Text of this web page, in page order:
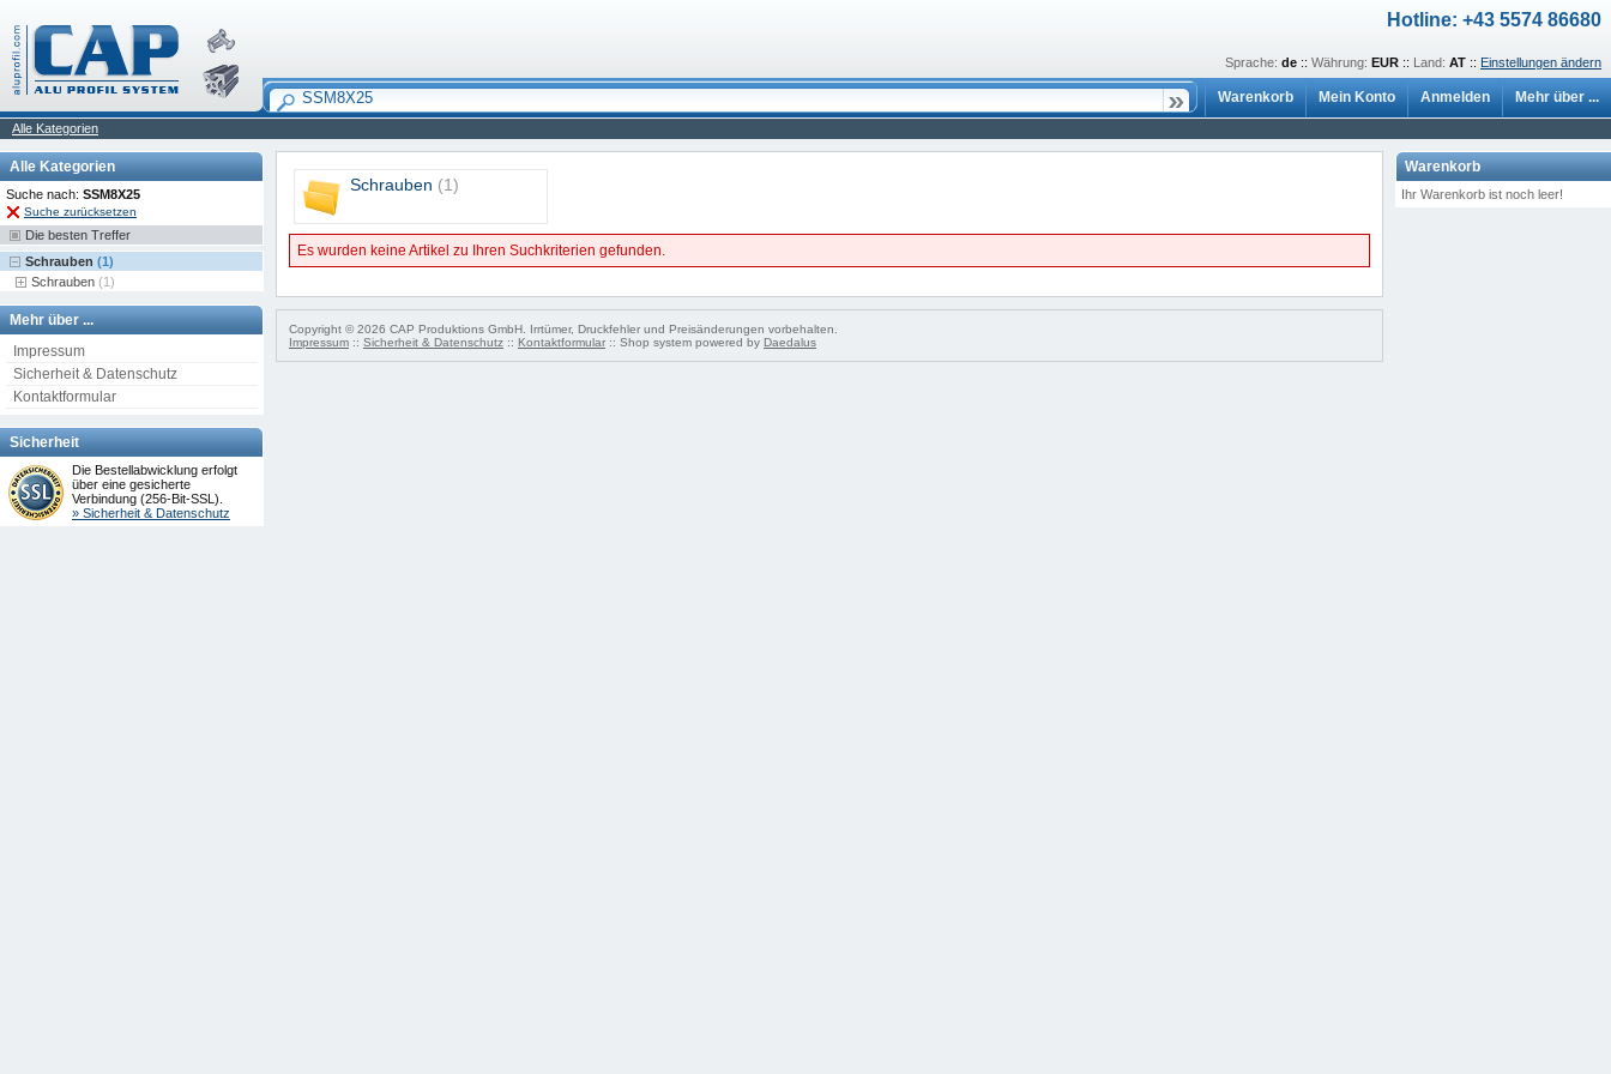
Hotline: +43 5574 86680
Sprache: de :: Währung: EUR :: Land: AT :: Einstellungen ändern
Warenkorb Mein Konto Anmelden Mehr über ...
Alle Kategorien
Alle Kategorien
Suche nach: SSM8X25
Suche zurücksetzen
Die besten Treffer
Schrauben (1)
Schrauben (1)
Mehr über ...
Impressum
Sicherheit & Datenschutz
Kontaktformular
Sicherheit
Die Bestellabwicklung erfolgt
über eine gesicherte
Verbindung (256-Bit-SSL).
» Sicherheit & Datenschutz
Schrauben (1)
Es wurden keine Artikel zu Ihren Suchkriterien gefunden.
Copyright © 2026 CAP Produktions GmbH. Irrtümer, Druckfehler und Preisänderungen vorbehalten.
Impressum :: Sicherheit & Datenschutz :: Kontaktformular :: Shop system powered by Daedalus
Warenkorb
Ihr Warenkorb ist noch leer!